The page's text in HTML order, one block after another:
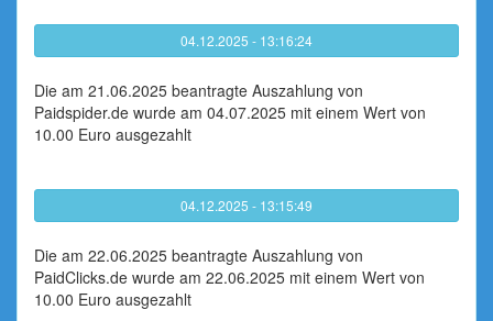
04.12.2025 - 13:16:24
Die am 21.06.2025 beantragte Auszahlung von
Paidspider.de wurde am 04.07.2025 mit einem Wert von
10.00 Euro ausgezahlt
04.12.2025 - 13:15:49
Die am 22.06.2025 beantragte Auszahlung von
PaidClicks.de wurde am 22.06.2025 mit einem Wert von
10.00 Euro ausgezahlt